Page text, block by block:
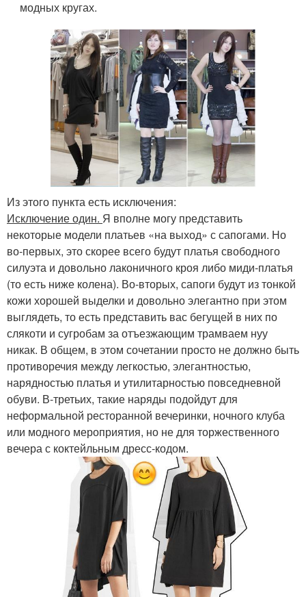
модных кругах.
Из этого пункта есть исключения:
Исключение один. Я вполне могу представить
некоторые модели платьев «на выход» с сапогами. Но
во-первых, это скорее всего будут платья свободного
силуэта и довольно лаконичного кроя либо миди-платья
(то есть ниже колена). Во-вторых, сапоги будут из тонкой
кожи хорошей выделки и довольно элегантно при этом
выглядеть, то есть представить вас бегущей в них по
слякоти и сугробам за отъезжающим трамваем нуу
никак. В общем, в этом сочетании просто не должно быть
противоречия между легкостью, элегантностью,
нарядностью платья и утилитарностью повседневной
обуви. В-третьих, такие наряды подойдут для
неформальной ресторанной вечеринки, ночного клуба
или модного мероприятия, но не для торжественного
вечера с коктейльным дресс-кодом.